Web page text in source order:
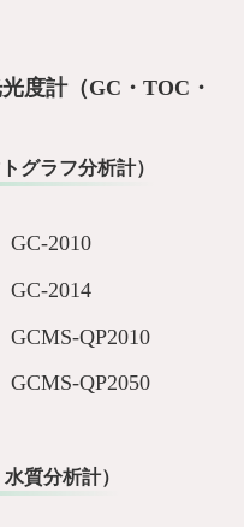
度計（GC・TOC・
グラフ分析計）
GC-2010
GC-2014
GCMS-QP2010
GCMS-QP2050
質分析計）